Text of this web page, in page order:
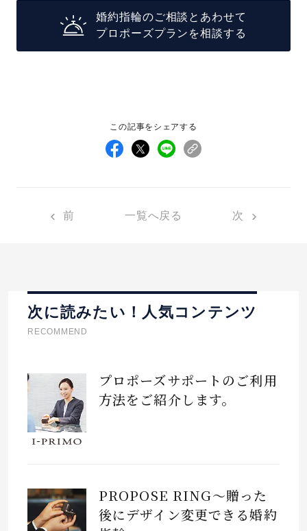
婚約指輪のご相談とあわせて
プロポーズプランを相談する
この記事をシェアする
前 一覧へ戻る 次
次に読みたい！人気コンテンツ
RECOMMEND
プロポーズサポートのご利用
方法をご紹介します。
PROPOSE RING～贈った
後にデザイン変更できる婚約